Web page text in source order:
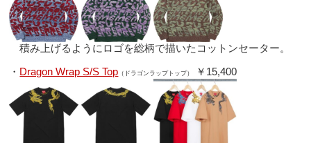
積み上げるようにロゴを総柄で描いたコットンセーター。
・ Dragon Wrap S/S Top （ドラゴンラップトップ） ￥15,400